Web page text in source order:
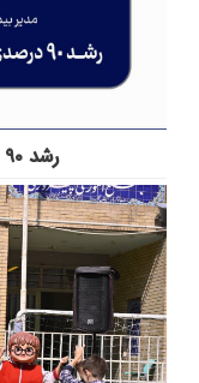
رشد ۹۰ درصدی پرتفوی ثالث در نیمه اول امسال